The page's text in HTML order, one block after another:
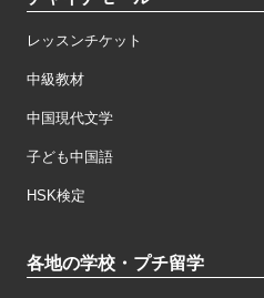
レッスンチケット
中級教材
中国現代文学
子ども中国語
HSK検定
各地の学校・プチ留学